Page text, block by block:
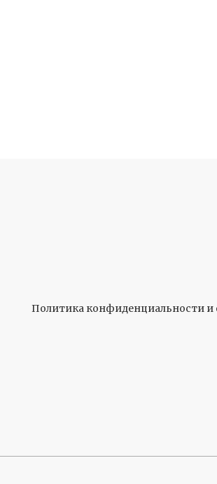
Политика конфиденциальности и